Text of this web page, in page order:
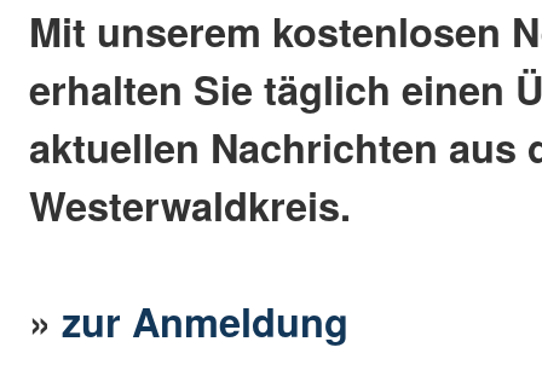
Mit unserem kostenlosen
erhalten Sie täglich einen
aktuellen Nachrichten aus
Westerwaldkreis.
»zur Anmeldung